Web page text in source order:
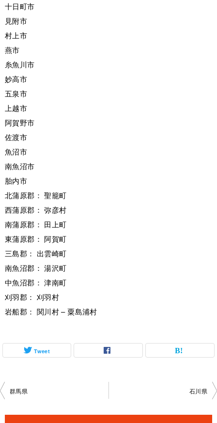
十日町市
見附市
村上市
燕市
糸魚川市
妙高市
五泉市
上越市
阿賀野市
佐渡市
魚沼市
南魚沼市
胎内市
北蒲原郡： 聖籠町
西蒲原郡： 弥彦村
南蒲原郡： 田上町
東蒲原郡： 阿賀町
三島郡： 出雲崎町
南魚沼郡： 湯沢町
中魚沼郡： 津南町
刈羽郡： 刈羽村
岩船郡： 関川村 – 粟島浦村
Tweet
投
群馬県 石川県